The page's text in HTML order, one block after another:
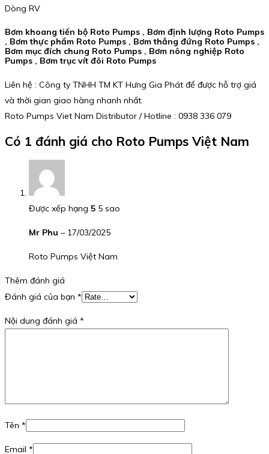
Dòng RV
Bơm khoang tiến bộ Roto Pumps , Bơm định lượng Roto Pumps
, Bơm thực phẩm Roto Pumps , Bơm thẳng đứng Roto Pumps ,
Bơm mục đích chung Roto Pumps , Bơm nông nghiệp Roto
Pumps , Bơm trục vít đôi Roto Pumps
Liên hệ : Công ty TNHH TM KT Hưng Gia Phát để được hỗ trợ giá
và thời gian giao hàng nhanh nhất.
Roto Pumps Viet Nam Distributor / Hotline : 0938 336 079
Có 1 đánh giá cho Roto Pumps Việt Nam
Được xếp hạng 5 5 sao
Mr Phu – 17/03/2025
Roto Pumps Việt Nam
Thêm đánh giá
Đánh giá của bạn *
Nội dung đánh giá *
Tên *
Email *